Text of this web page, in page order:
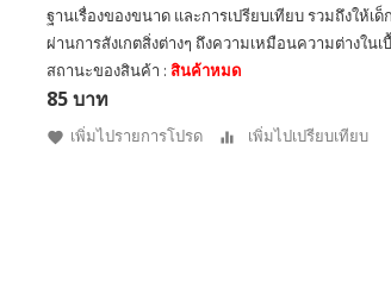
ฐานเรื่องของขนาด และการเปรียบเทียบ รวมถึงให้เ
ผ่านการสังเกตสิ่งต่างๆ ถึงความเหมือนความต่างในเ
สถานะของสินค้า : สินค้าหมด
85 บาท
เพิ่มไปรายการโปรด เพิ่มไปเปรียบเทียบ